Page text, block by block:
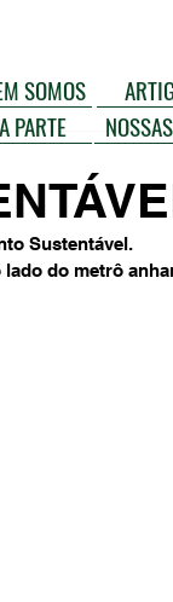
SOMOS
PARTE
Sustentável.
lado do metrô